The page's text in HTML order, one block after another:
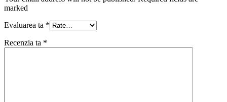
marked
Evaluarea ta *
Recenzia ta *